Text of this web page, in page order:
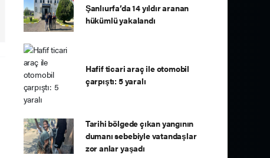
Şanlıurfa’da 14 yıldır aranan
hükümlü yakalandı
Hafif ticari araç ile otomobil
çarpıştı: 5 yaralı
Tarihi bölgede çıkan yangının
dumanı sebebiyle vatandaşlar
zor anlar yaşadı